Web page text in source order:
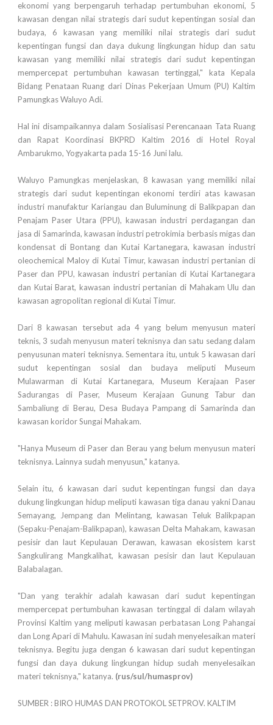
ekonomi yang berpengaruh terhadap pertumbuhan ekonomi, 5
kawasan dengan nilai strategis dari sudut kepentingan sosial dan
budaya, 6 kawasan yang memiliki nilai strategis dari sudut
kepentingan fungsi dan daya dukung lingkungan hidup dan satu
kawasan yang memiliki nilai strategis dari sudut kepentingan
mempercepat pertumbuhan kawasan tertinggal," kata Kepala
Bidang Penataan Ruang dari Dinas Pekerjaan Umum (PU) Kaltim
Pamungkas Waluyo Adi.
Hal ini disampaikannya dalam Sosialisasi Perencanaan Tata Ruang
dan Rapat Koordinasi BKPRD Kaltim 2016 di Hotel Royal
Ambarukmo, Yogyakarta pada 15-16 Juni lalu.
Waluyo Pamungkas menjelaskan, 8 kawasan yang memiliki nilai
strategis dari sudut kepentingan ekonomi terdiri atas kawasan
industri manufaktur Kariangau dan Buluminung di Balikpapan dan
Penajam Paser Utara (PPU), kawasan industri perdagangan dan
jasa di Samarinda, kawasan industri petrokimia berbasis migas dan
kondensat di Bontang dan Kutai Kartanegara, kawasan industri
oleochemical Maloy di Kutai Timur, kawasan industri pertanian di
Paser dan PPU, kawasan industri pertanian di Kutai Kartanegara
dan Kutai Barat, kawasan industri pertanian di Mahakam Ulu dan
kawasan agropolitan regional di Kutai Timur.
Dari 8 kawasan tersebut ada 4 yang belum menyusun materi
teknis, 3 sudah menyusun materi teknisnya dan satu sedang dalam
penyusunan materi teknisnya. Sementara itu, untuk 5 kawasan dari
sudut kepentingan sosial dan budaya meliputi Museum
Mulawarman di Kutai Kartanegara, Museum Kerajaan Paser
Sadurangas di Paser, Museum Kerajaan Gunung Tabur dan
Sambaliung di Berau, Desa Budaya Pampang di Samarinda dan
kawasan koridor Sungai Mahakam.
"Hanya Museum di Paser dan Berau yang belum menyusun materi
teknisnya. Lainnya sudah menyusun," katanya.
Selain itu, 6 kawasan dari sudut kepentingan fungsi dan daya
dukung lingkungan hidup meliputi kawasan tiga danau yakni Danau
Semayang, Jempang dan Melintang, kawasan Teluk Balikpapan
(Sepaku-Penajam-Balikpapan), kawasan Delta Mahakam, kawasan
pesisir dan laut Kepulauan Derawan, kawasan ekosistem karst
Sangkulirang Mangkalihat, kawasan pesisir dan laut Kepulauan
Balabalagan.
"Dan yang terakhir adalah kawasan dari sudut kepentingan
mempercepat pertumbuhan kawasan tertinggal di dalam wilayah
Provinsi Kaltim yang meliputi kawasan perbatasan Long Pahangai
dan Long Apari di Mahulu. Kawasan ini sudah menyelesaikan materi
teknisnya. Begitu juga dengan 6 kawasan dari sudut kepentingan
fungsi dan daya dukung lingkungan hidup sudah menyelesaikan
materi teknisnya," katanya. (rus/sul/humasprov)
SUMBER : BIRO HUMAS DAN PROTOKOL SETPROV. KALTIM